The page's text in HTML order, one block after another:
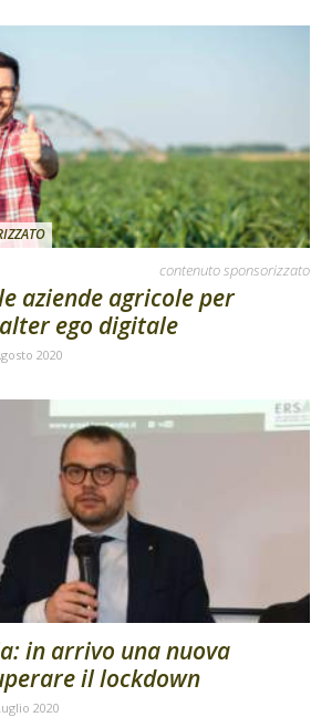
contenuto sponsorizzato
aziende agricole per
ego digitale
2020
in arrivo una nuova
il lockdown
2020